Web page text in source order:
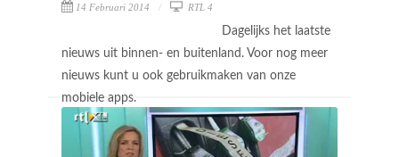
14 Februari 2014 RTL 4
Dagelijks het laatste
nieuws uit binnen- en buitenland. Voor nog meer
nieuws kunt u ook gebruikmaken van onze
mobiele apps.